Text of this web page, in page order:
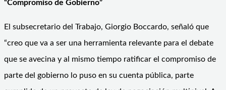
“Compromiso de Gobierno”
El subsecretario del Trabajo, Giorgio Boccardo, señaló que
“creo que va a ser una herramienta relevante para el debate
que se avecina y al mismo tiempo ratificar el compromiso de
parte del gobierno lo puso en su cuenta pública, parte